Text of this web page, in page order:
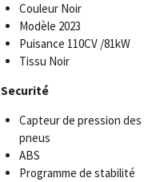
Couleur Noir
Modèle 2023
Puisance 110CV /81kW
Tissu Noir
Securité
Capteur de pression des
pneus
ABS
Programme de stabilité